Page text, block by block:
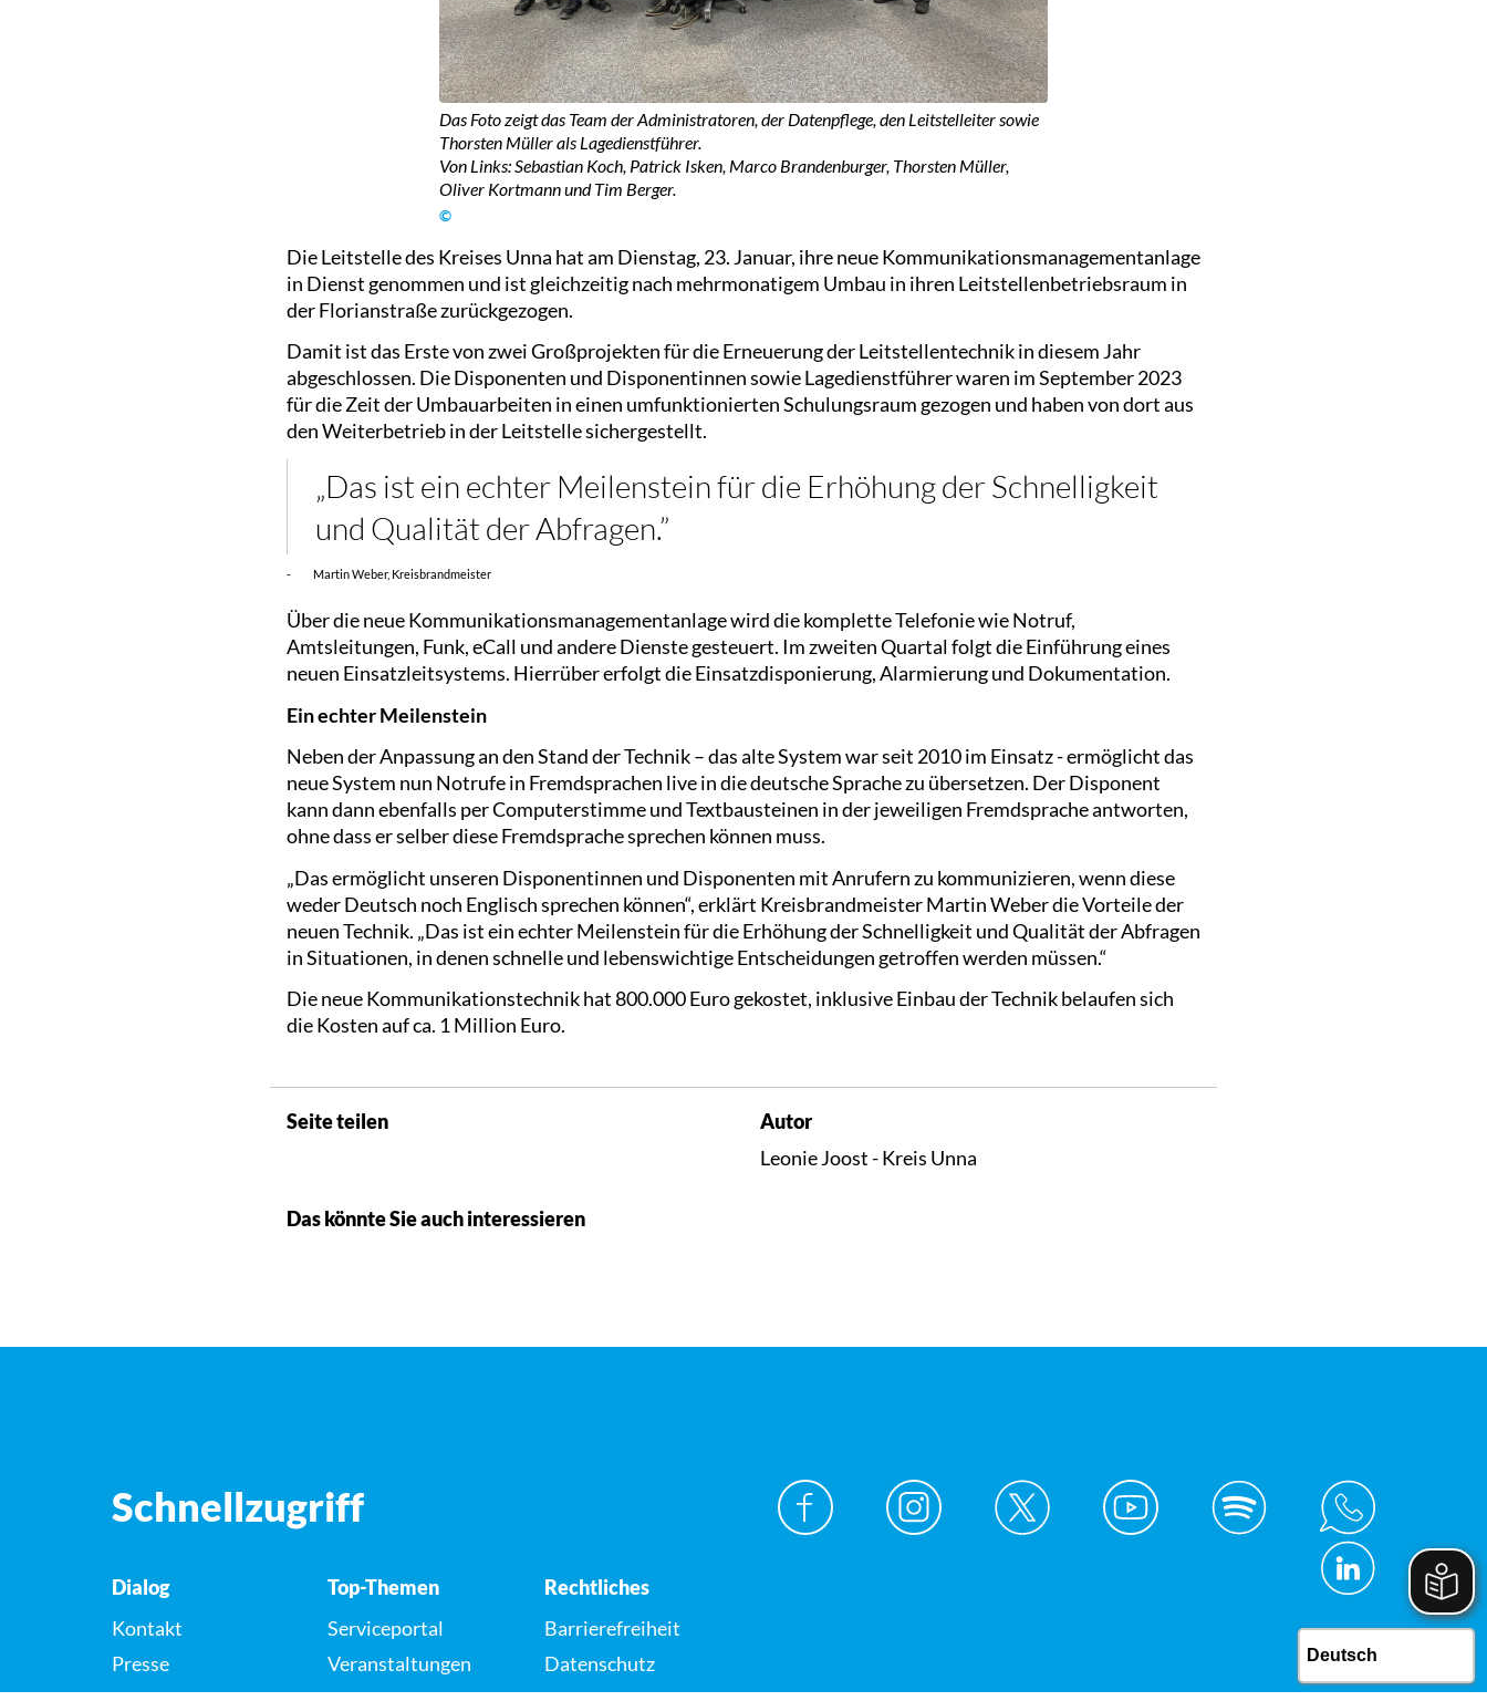
Das Foto zeigt das Team der Administratoren, der Datenpflege, den Leitstelleiter sowie
Thorsten Müller als Lagedienstführer.
Von Links: Sebastian Koch, Patrick Isken, Marco Brandenburger, Thorsten Müller,
Oliver Kortmann und Tim Berger.
©
Die Leitstelle des Kreises Unna hat am Dienstag, 23. Januar, ihre neue Kommunikationsmanagementanlage
in Dienst genommen und ist gleichzeitig nach mehrmonatigem Umbau in ihren Leitstellenbetriebsraum in
der Florianstraße zurückgezogen.
Damit ist das Erste von zwei Großprojekten für die Erneuerung der Leitstellentechnik in diesem Jahr
abgeschlossen. Die Disponenten und Disponentinnen sowie Lagedienstführer waren im September 2023
für die Zeit der Umbauarbeiten in einen umfunktionierten Schulungsraum gezogen und haben von dort aus
den Weiterbetrieb in der Leitstelle sichergestellt.
„Das ist ein echter Meilenstein für die Erhöhung der Schnelligkeit
und Qualität der Abfragen.”
- Martin Weber, Kreisbrandmeister
Über die neue Kommunikationsmanagementanlage wird die komplette Telefonie wie Notruf,
Amtsleitungen, Funk, eCall und andere Dienste gesteuert. Im zweiten Quartal folgt die Einführung eines
neuen Einsatzleitsystems. Hierrüber erfolgt die Einsatzdisponierung, Alarmierung und Dokumentation.
Ein echter Meilenstein
Neben der Anpassung an den Stand der Technik – das alte System war seit 2010 im Einsatz - ermöglicht das
neue System nun Notrufe in Fremdsprachen live in die deutsche Sprache zu übersetzen. Der Disponent
kann dann ebenfalls per Computerstimme und Textbausteinen in der jeweiligen Fremdsprache antworten,
ohne dass er selber diese Fremdsprache sprechen können muss.
„Das ermöglicht unseren Disponentinnen und Disponenten mit Anrufern zu kommunizieren, wenn diese
weder Deutsch noch Englisch sprechen können“, erklärt Kreisbrandmeister Martin Weber die Vorteile der
neuen Technik. „Das ist ein echter Meilenstein für die Erhöhung der Schnelligkeit und Qualität der Abfragen
in Situationen, in denen schnelle und lebenswichtige Entscheidungen getroffen werden müssen.“
Die neue Kommunikationstechnik hat 800.000 Euro gekostet, inklusive Einbau der Technik belaufen sich
die Kosten auf ca. 1 Million Euro.
Seite teilen
Autor
Leonie Joost - Kreis Unna
Das könnte Sie auch interessieren
Schnellzugriff
Dialog
Kontakt
Presse
Top-Themen
Serviceportal
Veranstaltungen
Rechtliches
Barrierefreiheit
Datenschutz